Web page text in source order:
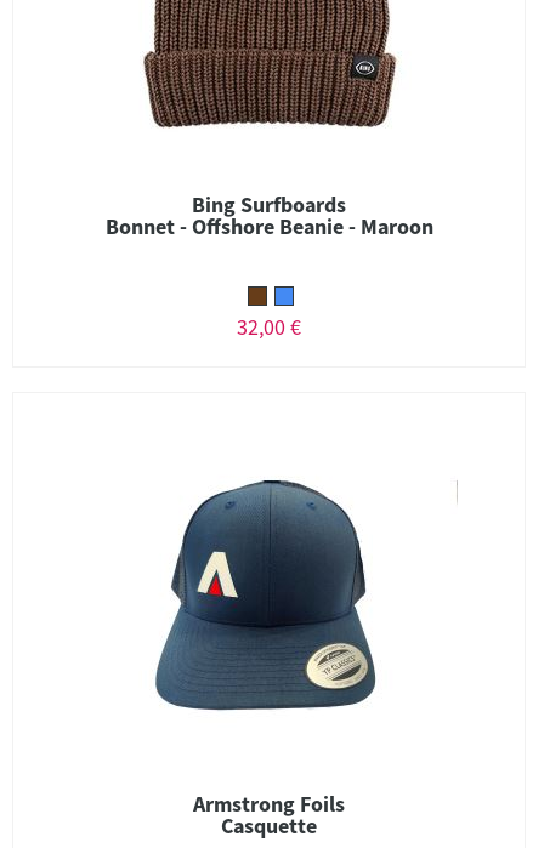
Bing Surfboards
Bonnet - Offshore Beanie - Maroon
32,00 €
Armstrong Foils
Casquette